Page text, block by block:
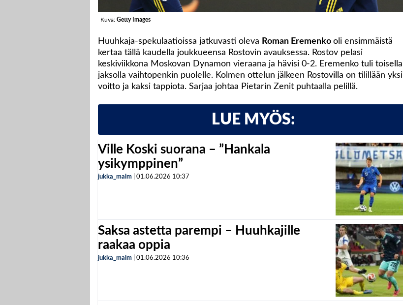
Kuva: Getty Images
Huuhkaja-spekulaatioissa jatkuvasti oleva Roman Eremenko oli ensimmäistä
kertaa tällä kaudella joukkueensa Rostovin avauksessa. Rostov pelasi
keskiviikkona Moskovan Dynamon vieraana ja hävisi 0-2. Eremenko tuli toisella
jaksolla vaihtopenkin puolelle. Kolmen ottelun jälkeen Rostovilla on tilillään yksi
voitto ja kaksi tappiota. Sarjaa johtaa Pietarin Zenit puhtaalla pelillä.
LUE MYÖS:
Ville Koski suorana – ”Hankala
ysikymppinen”
jukka_malm 01.06.2026 10:37
Saksa astetta parempi – Huuhkajille
raakaa oppia
jukka_malm 01.06.2026 10:36